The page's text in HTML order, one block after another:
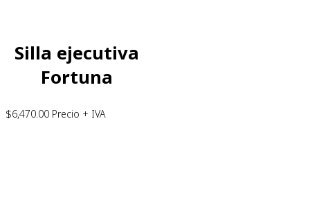
Silla ejecutiva
Fortuna
$6,470.00 Precio + IVA